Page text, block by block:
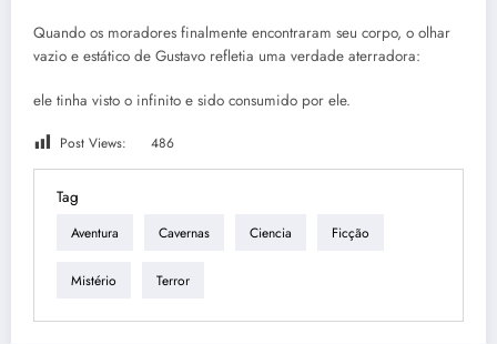
Quando os moradores finalmente encontraram seu corpo, o olhar
vazio e estático de Gustavo refletia uma verdade aterradora:
ele tinha visto o infinito e sido consumido por ele.
Post Views: 486
Tag
Aventura Cavernas Ciencia Ficção
Mistério Terror